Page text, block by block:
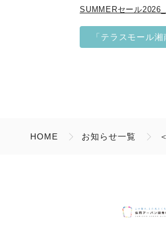
SUMMERセール
「テラスモール
HOME お知らせ一覧